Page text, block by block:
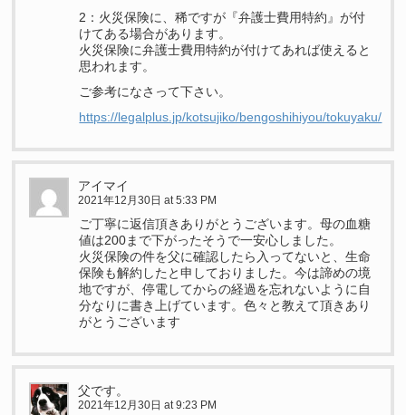
2：火災保険に、稀ですが『弁護士費用特約』が付
けてある場合があります。
火災保険に弁護士費用特約が付けてあれば使えると
思われます。
ご参考になさって下さい。
https://legalplus.jp/kotsujiko/bengoshihiyou/tokuyaku/
アイマイ
2021年12月30日 at 5:33 PM
ご丁寧に返信頂きありがとうございます。母の血糖
値は200まで下がったそうで一安心しました。
火災保険の件を父に確認したら入ってないと、生命
保険も解約したと申しておりました。今は諦めの境
地ですが、停電してからの経過を忘れないように自
分なりに書き上げています。色々と教えて頂きあり
がとうございます
父です。
2021年12月30日 at 9:23 PM